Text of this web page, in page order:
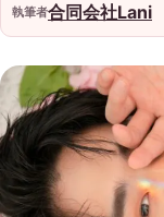
執筆者合同会社Lani